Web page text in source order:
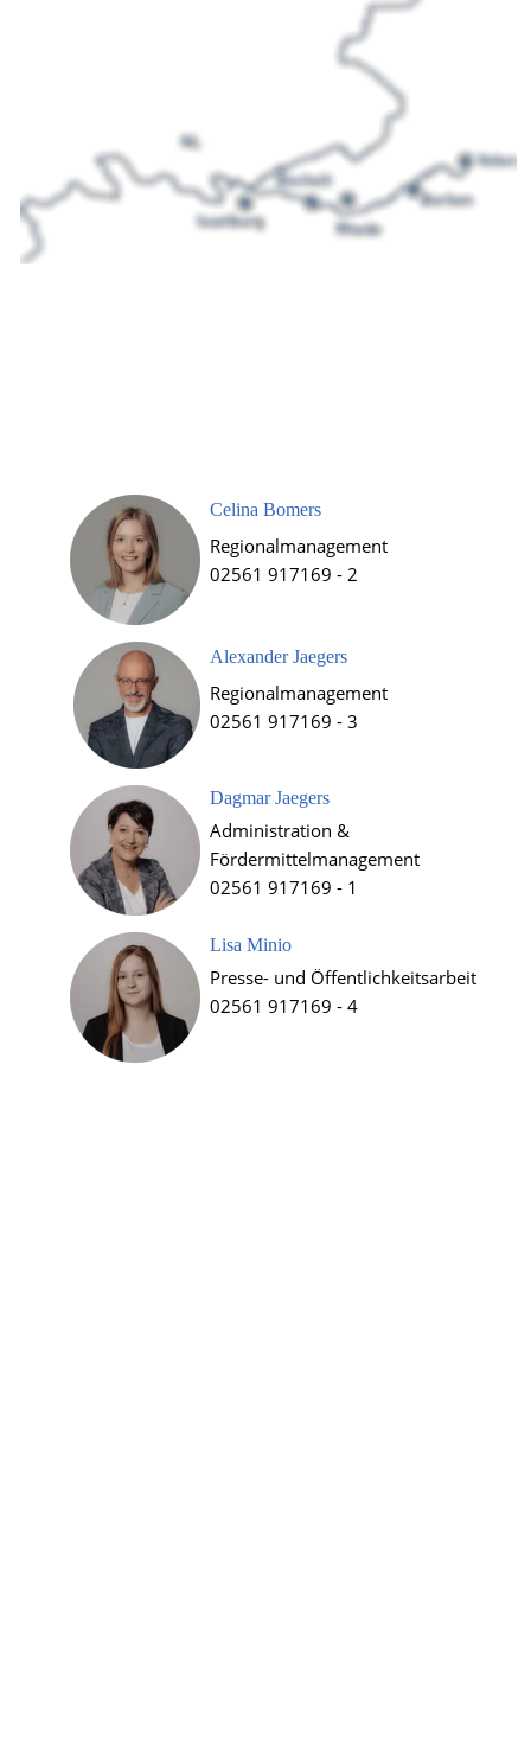
Celina Bomers
Regionalmanagement
02561 917169 - 2
Alexander Jaegers
Regionalmanagement
02561 917169 - 3
Dagmar Jaegers
Administration &
Fördermittelmanagement
02561 917169 - 1
Lisa Minio
Presse- und Öffentlichkeitsarbeit
02561 917169 - 4